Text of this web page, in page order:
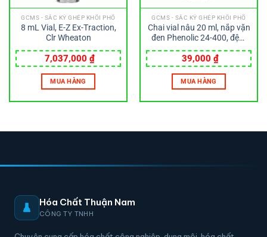
GCMS - SẮC KÝ GHÉP KHỐI PHỔ
8 mL Vial, E-Z Ex-Traction,
Clr Wheaton
7,037,000 ₫
MUA HÀNG
GCMS - SẮC KÝ GHÉP KHỐI PHỔ
Chai vial nâu 20 ml, nắp vặn
đen Phenolic 24-400, đệm
39,000 ₫
MUA HÀNG
Hóa Chất Thuận Nam
CÔNG TY TNHH